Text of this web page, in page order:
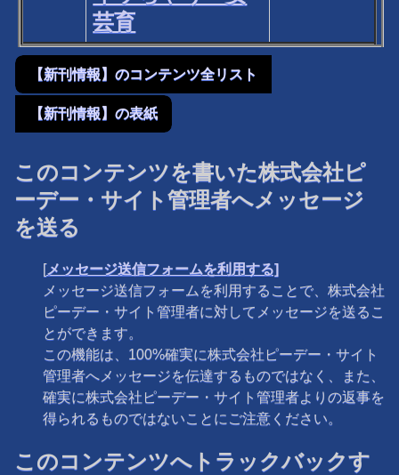
芸育
【新刊情報】のコンテンツ全リスト
【新刊情報】の表紙
このコンテンツを書いた株式会社ピ
ーデー・サイト管理者へメッセージ
を送る
[メッセージ送信フォームを利用する]
メッセージ送信フォームを利用することで、株式会社
ピーデー・サイト管理者に対してメッセージを送るこ
とができます。
この機能は、100%確実に株式会社ピーデー・サイト
管理者へメッセージを伝達するものではなく、また、
確実に株式会社ピーデー・サイト管理者よりの返事を
得られるものではないことにご注意ください。
このコンテンツへトラックバックす